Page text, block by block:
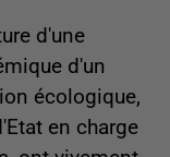
d'une
d'un
écologique,
en charge